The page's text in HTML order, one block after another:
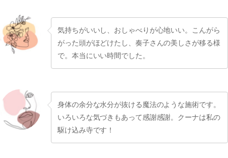
気持ちがいいし、おしゃべりが心地いい。こんがら
がった頭がほどけたし、奏子さんの美しさが移る様
で。本当にいい時間でした。
身体の余分な水分が抜ける魔法のような施術です。
いろいろな気づきもあって感謝感謝。クーナは私の
駆け込み寺です！